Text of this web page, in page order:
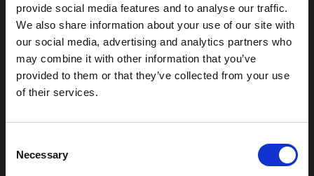
provide social media features and to analyse our traffic.
We also share information about your use of our site with
our social media, advertising and analytics partners who
may combine it with other information that you’ve
provided to them or that they’ve collected from your use
of their services.
Selection
Necessary
Ring for å undersøk tilgjengeligheten for dette.
(Hvis prisene varierer fra prisene i bestillings-tjenesten er
det sistnevnte som gjelder)
NB! Gebyr for manglende oppmøte.
Gled familie og venner med
et gavekort fra Edge